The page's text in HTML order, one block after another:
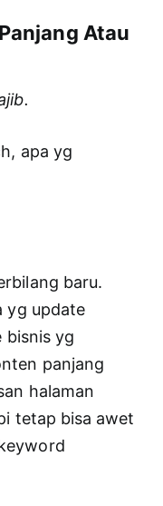
Atau
apa yg
baru.
yg update
bisnis yg
panjang
halaman
tetap bisa awet